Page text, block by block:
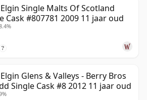
Single Malts Of Scotland
Cask #807781 2009 11 jaar oud
?
Glens & Valleys - Berry Bros
Single Cask #8 2012 11 jaar oud